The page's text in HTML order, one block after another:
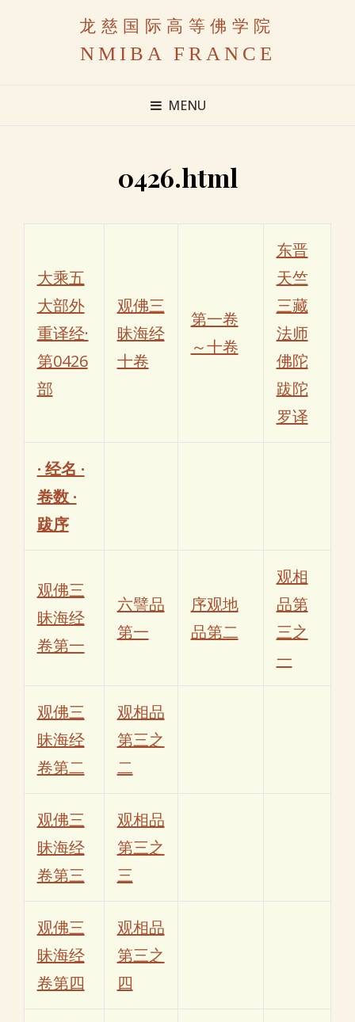
龙慈国际高等佛学院
NMIBA FRANCE
MENU
0426.html
大乘五
大部外
重译经·
第0426
部
观佛三
昧海经
十卷
第一卷
～十卷
东晋
天竺
三藏
法师
佛陀
跋陀
罗译
· 经名 ·
卷数 ·
跋序
观佛三
昧海经
卷第一
六譬品
第一
序观地
品第二
观相
品第
三之
一
观佛三
昧海经
卷第二
观相品
第三之
二
观佛三
昧海经
卷第三
观相品
第三之
三
观佛三
昧海经
卷第四
观相品
第三之
四